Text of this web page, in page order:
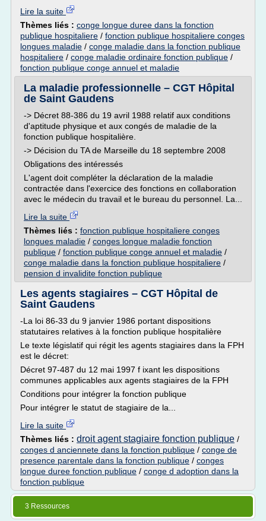
Lire la suite
Thèmes liés : conge longue duree dans la fonction
publique hospitaliere / fonction publique hospitaliere conges
longues maladie / conge maladie dans la fonction publique
hospitaliere / conge maladie ordinaire fonction publique /
fonction publique conge annuel et maladie
La maladie professionnelle – CGT Hôpital
de Saint Gaudens
-> Décret 88-386 du 19 avril 1988 relatif aux conditions
d'aptitude physique et aux congés de maladie de la
fonction publique hospitalière.
-> Décision du TA de Marseille du 18 septembre 2008
Obligations des intéressés
L'agent doit compléter la déclaration de la maladie
contractée dans l'exercice des fonctions en collaboration
avec le médecin du travail et le bureau du personnel. La...
Lire la suite
Thèmes liés : fonction publique hospitaliere conges
longues maladie / conges longue maladie fonction
publique / fonction publique conge annuel et maladie /
conge maladie dans la fonction publique hospitaliere /
pension d invalidite fonction publique
Les agents stagiaires – CGT Hôpital de
Saint Gaudens
-La loi 86-33 du 9 janvier 1986 portant dispositions
statutaires relatives à la fonction publique hospitalière
Le texte législatif qui régit les agents stagiaires dans la FPH
est le décret:
Décret 97-487 du 12 mai 1997 f ixant les dispositions
communes applicables aux agents stagiaires de la FPH
Conditions pour intégrer la fonction publique
Pour intégrer le statut de stagiaire de la...
Lire la suite
Thèmes liés : droit agent stagiaire fonction publique /
conges d anciennete dans la fonction publique / conge de
presence parentale dans la fonction publique / conges
longue duree fonction publique / conge d adoption dans la
fonction publique
3 Ressources